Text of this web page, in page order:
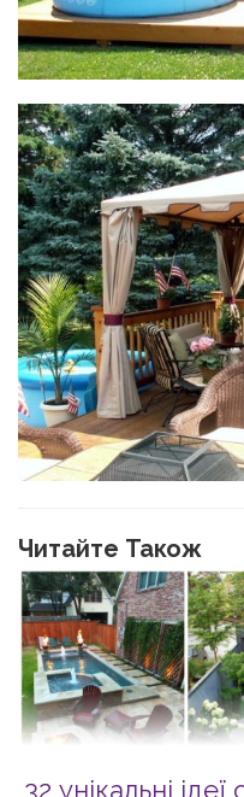
Читайте Також
32 унікальні